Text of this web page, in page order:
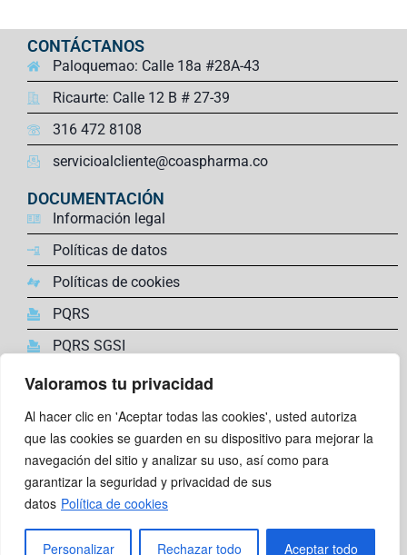
Valoramos tu privacidad
Al hacer clic en 'Aceptar todas las cookies', usted autoriza
que las cookies se guarden en su dispositivo para mejorar la
navegación del sitio y analizar su uso, así como para
garantizar la seguridad y privacidad de sus
datos Política de cookies
Personalizar Rechazar todo Aceptar todo
CONTÁCTANOS
Paloquemao: Calle 18a #28A-43
Ricaurte: Calle 12 B # 27-39
316 472 8108
servicioalcliente@coaspharma.co
DOCUMENTACIÓN
Información legal
Políticas de datos
Políticas de cookies
PQRS
PQRS SGSI
ENLACES DE INTERÉS
Trabaja con nosotros
Comunidad Super Coas
Canal de reporte en linea
SÍGUENOS